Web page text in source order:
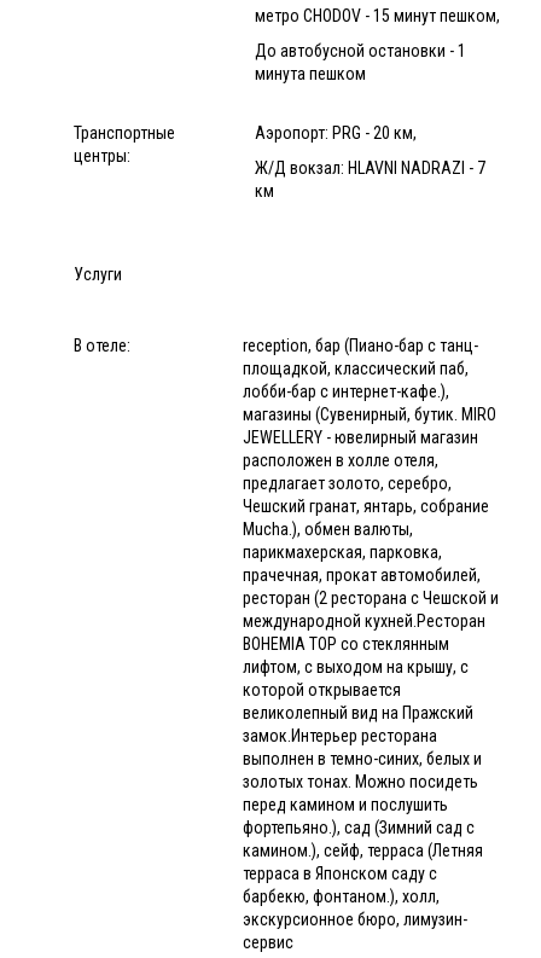
метро CHODOV - 15 минут пешком,
До автобусной остановки - 1
минута пешком
Транспортные
центры:
Аэропорт: PRG - 20 км,
Ж/Д вокзал: HLAVNI NADRAZI - 7
км
Услуги
В отеле:
reception, бар (Пиано-бар с танц-
площадкой, классический паб,
лобби-бар с интернет-кафе.),
магазины (Сувенирный, бутик. MIRO
JEWELLERY - ювелирный магазин
расположен в холле отеля,
предлагает золото, серебро,
Чешский гранат, янтарь, собрание
Mucha.), обмен валюты,
парикмахерская, парковка,
прачечная, прокат автомобилей,
ресторан (2 ресторана с Чешской и
международной кухней.Ресторан
BOHEMIA TOP со стеклянным
лифтом, с выходом на крышу, с
которой открывается
великолепный вид на Пражский
замок.Интерьер ресторана
выполнен в темно-синих, белых и
золотых тонах. Можно посидеть
перед камином и послушить
фортепьяно.), сад (Зимний сад с
камином.), сейф, терраса (Летняя
терраса в Японском саду с
барбекю, фонтаном.), холл,
экскурсионное бюро, лимузин-
сервис